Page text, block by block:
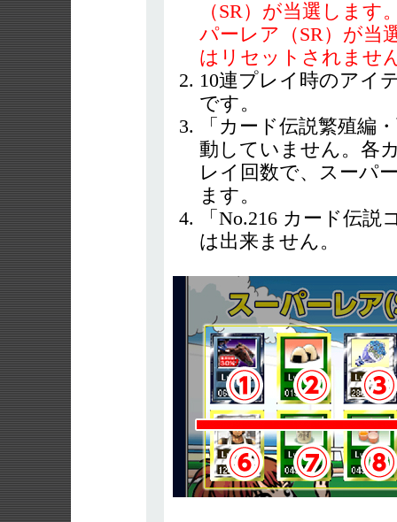
（SR）が当選しま
パーレア（SR）が当
はリセットされませ
10連プレイ時のアイ
です。
「カード伝説繁殖編
動していません。各
レイ回数で、スーパ
ます。
「No.216 カード伝
は出来ません。